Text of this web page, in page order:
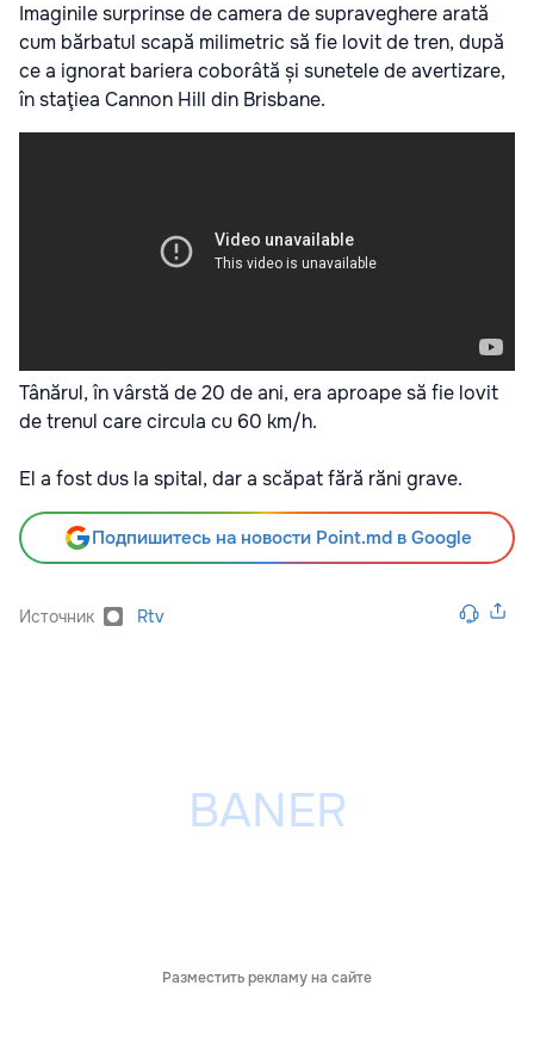
Imaginile surprinse de camera de supraveghere arată
cum bărbatul scapă milimetric să fie lovit de tren, după
ce a ignorat bariera coborâtă și sunetele de avertizare,
în staţiea Cannon Hill din Brisbane.
Tânărul, în vârstă de 20 de ani, era aproape să fie lovit
de trenul care circula cu 60 km/h.
El a fost dus la spital, dar a scăpat fără răni grave.
Подпишитесь на новости Point.md в Google
Источник Rtv
Разместить рекламу на сайте